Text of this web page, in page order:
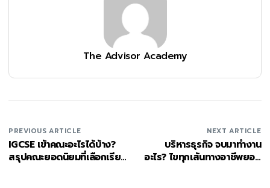
The Advisor Academy
PREVIOUS ARTICLE
IGCSE เข้าคณะอะไรได้บ้าง?
สรุปคณะยอดนิยมที่เลือกเรียน
NEXT ARTICLE
บริหารธุรกิจ จบมาทํางาน
อะไร? ไขทุกเส้นทางอาชีพยอด